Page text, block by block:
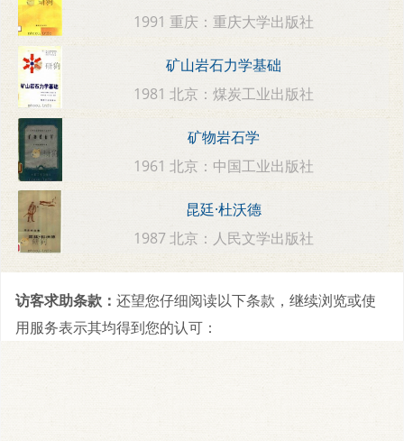
1991 重庆：重庆大学出版社
矿山岩石力学基础
1981 北京：煤炭工业出版社
矿物岩石学
1961 北京：中国工业出版社
昆廷·杜沃德
1987 北京：人民文学出版社
访客求助条款： 还望您仔细阅读以下条款，继续浏览或使
用服务表示其均得到您的认可：